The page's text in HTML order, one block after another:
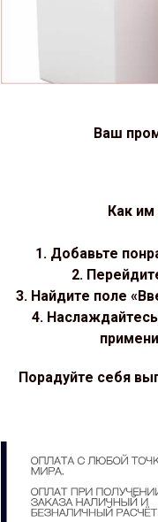
Ваш
Как им
1. Добавьте
2.
3. Найдите поле
4.
Порадуйте себя